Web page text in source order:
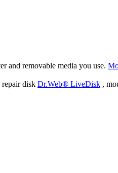
and removable media you use.
disk Dr.Web® LiveDisk ,